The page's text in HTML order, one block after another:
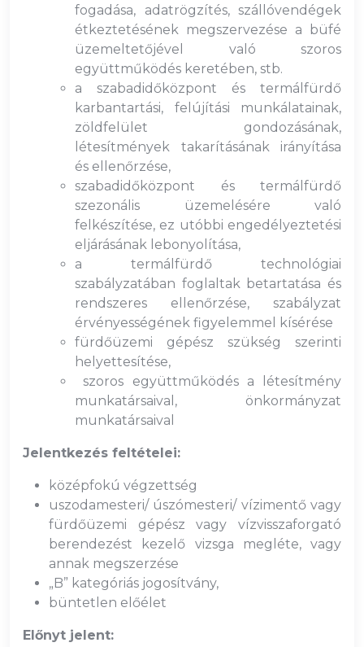
fogadása, adatrögzítés, szállóvendégek
étkeztetésének megszervezése a büfé
üzemeltetőjével való szoros
együttműködés keretében, stb.
a szabadidőközpont és termálfürdő
karbantartási, felújítási munkálatainak,
zöldfelület gondozásának,
létesítmények takarításának irányítása
és ellenőrzése,
szabadidőközpont és termálfürdő
szezonális üzemelésére való
felkészítése, ez utóbbi engedélyeztetési
eljárásának lebonyolítása,
a termálfürdő technológiai
szabályzatában foglaltak betartatása és
rendszeres ellenőrzése, szabályzat
érvényességének figyelemmel kísérése
fürdőüzemi gépész szükség szerinti
helyettesítése,
szoros együttműködés a létesítmény
munkatársaival, önkormányzat
munkatársaival
Jelentkezés feltételei:
középfokú végzettség
uszodamesteri/ úszómesteri/ vízimentő vagy
fürdőüzemi gépész vagy vízvisszaforgató
berendezést kezelő vizsga megléte, vagy
annak megszerzése
„B” kategóriás jogosítvány,
büntetlen előélet
Előnyt jelent: